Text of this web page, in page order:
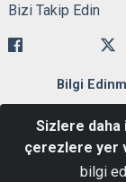
Bizi Takip Edin
Bilgi
Ankara
Telefon: +90
Sizlere
çerezlere yer
bilgi